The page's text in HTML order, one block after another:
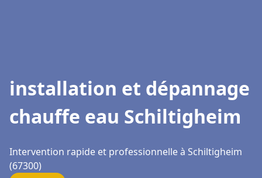
installation et dépannage
chauffe eau Schiltigheim
Intervention rapide et professionnelle à Schiltigheim
(67300)